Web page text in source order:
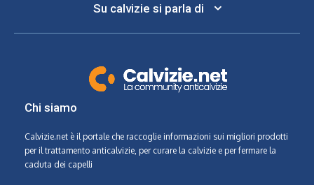
Su calvizie si parla di
Chi siamo
Calvizie.net è il portale che raccoglie informazioni sui migliori prodotti
per il trattamento anticalvizie, per curare la calvizie e per fermare la
caduta dei capelli